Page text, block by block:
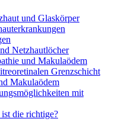
und Glaskörper
Netzhautlöcher
und Makulaödem
Grenzschicht
Makulaödem
mit
die richtige?